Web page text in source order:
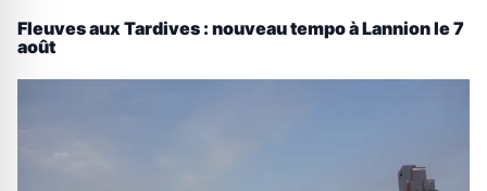
Fleuves aux Tardives : nouveau tempo à Lannion le 7
août